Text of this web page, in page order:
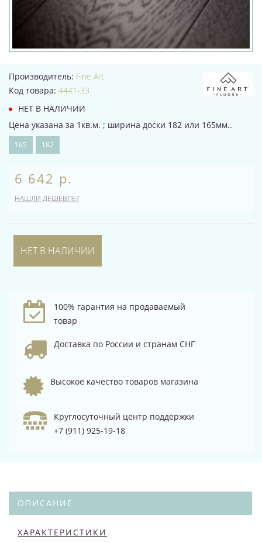
Производитель: Fine Art
Код товара: 4441-33
НЕТ В НАЛИЧИИ
Цена указана за 1кв.м. ; ширина доски 182 или 165мм..
165 182
6 642 р.
НАШЛИ ДЕШЕВЛЕ?
НЕТ В НАЛИЧИИ
100% гарантия на продаваемый
товар
Доставка по России и странам СНГ
Высокое качество товаров магазина
Круглосуточный центр поддержки
+7 (911) 925-19-18
ОПИСАНИЕ
ХАРАКТЕРИСТИКИ